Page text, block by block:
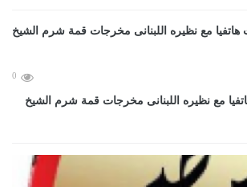
0
مع نظيره اللبنانى مخرجات قمة شرم الشيخ